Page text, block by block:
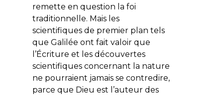
remette en question la foi
traditionnelle. Mais les
scientifiques de premier plan tels
que Galilée ont fait valoir que
l’Écriture et les découvertes
scientifiques concernant la nature
ne pourraient jamais se contredire,
parce que Dieu est l’auteur des